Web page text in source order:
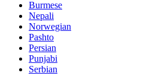
Burmese
Nepali
Norwegian
Pashto
Persian
Punjabi
Serbian